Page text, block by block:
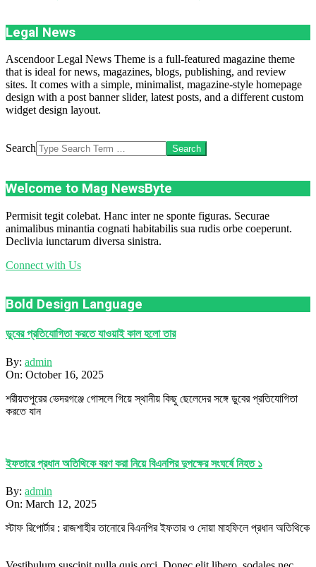
Legal News
Ascendoor Legal News Theme is a full-featured magazine theme
that is ideal for news, magazines, blogs, publishing, and review
sites. It comes with a simple, minimalist, magazine-style homepage
design with a post banner slider, latest posts, and a different custom
widget design layout.
Search
Welcome to Mag NewsByte
Permisit tegit colebat. Hanc inter ne sponte figuras. Securae
animalibus minantia cognati habitabilis sua rudis orbe coeperunt.
Declivia iunctarum diversa sinistra.
Connect with Us
Bold Design Language
ডুবের প্রতিযোগিতা করতে যাওয়াই কাল হলো তার
By: admin
On: October 16, 2025
শরীয়তপুরের ভেদরগঞ্জে গোসলে গিয়ে স্থানীয় কিছু ছেলেদের সঙ্গে ডুবের প্রতিযোগিতা
করতে যান
ইফতারে প্রধান অতিথিকে বরণ করা নিয়ে বিএনপির দুপক্ষের সংঘর্ষে নিহত ১
By: admin
On: March 12, 2025
স্টাফ রিপোর্টার : রাজশাহীর তানোরে বিএনপির ইফতার ও দোয়া মাহফিলে প্রধান অতিথিকে